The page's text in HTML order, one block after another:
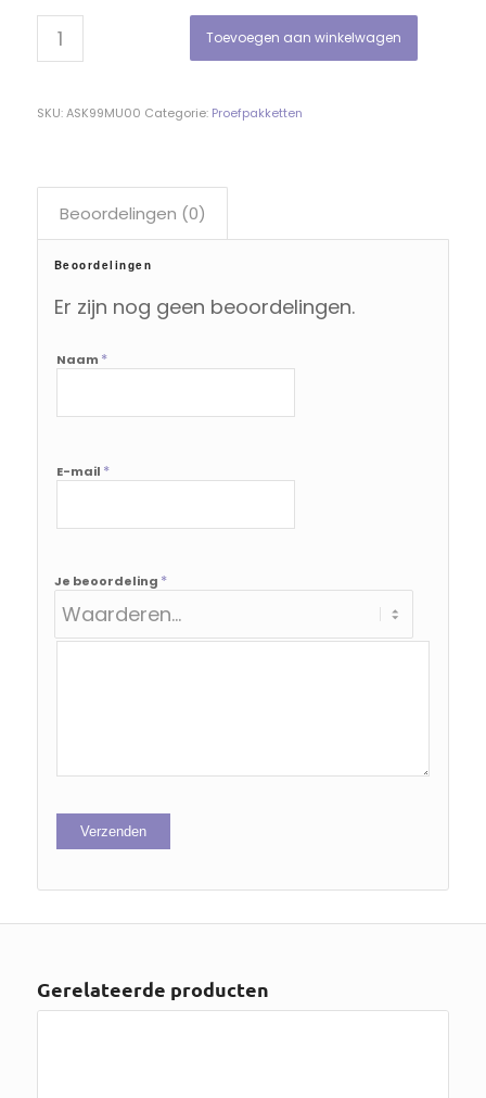
Toevoegen aan winkelwagen
SKU:ASK99MU00 Categorie: Proefpakketten
Beoordelingen (0)
Beoordelingen
Er zijn nog geen beoordelingen.
Naam *
E-mail *
Je beoordeling *
Gerelateerde producten